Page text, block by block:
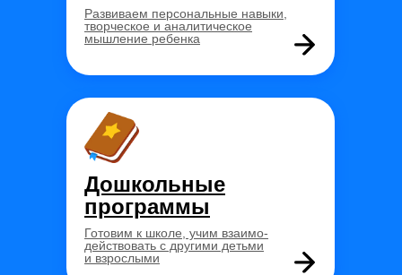
Дошкольные
программы
Готовим к школе, учим взаимо-
действовать с другими детьми
и взрослыми
Развиваем персональные навыки,
творческое и аналитическое
мышление ребенка